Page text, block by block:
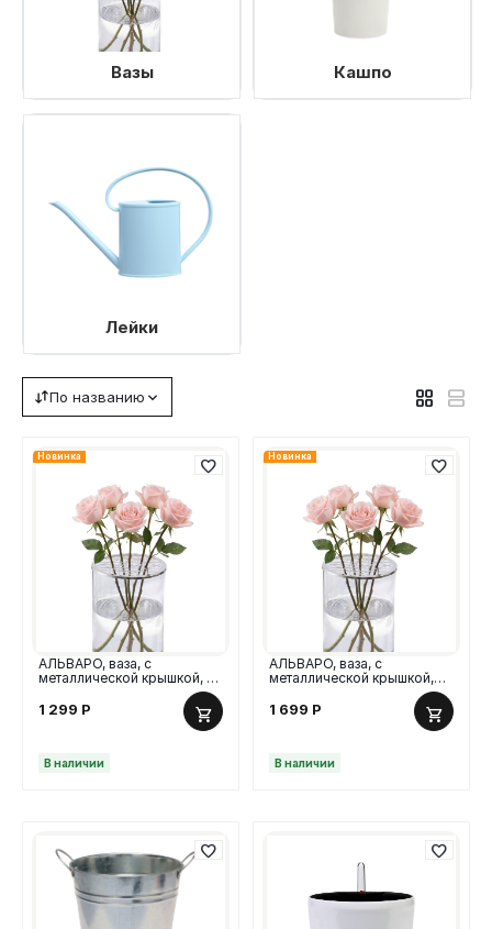
Вазы Кашпо
Лейки
По названию
Новинка
АЛЬВАРО, ваза, с
металлической крышкой, 20
1 299 Р
В наличии
Новинка
АЛЬВАРО, ваза, с
металлической крышкой,
1 699 Р
В наличии